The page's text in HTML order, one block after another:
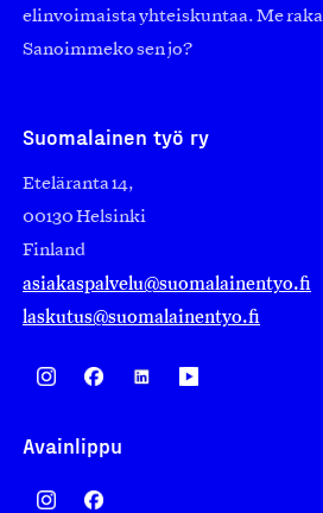
elinvoimaista yhteiskuntaa. Me
Sanoimmeko sen jo?
Suomalainen työ ry
Eteläranta 14,
00130 Helsinki
Finland
asiakaspalvelu@suomalainentyo.fi
laskutus@suomalainentyo.fi
Avainlippu